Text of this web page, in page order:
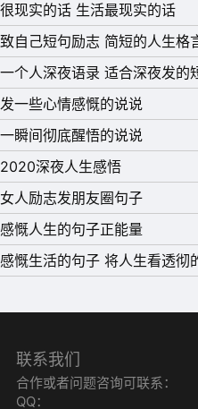
12、在最平凡的生活里，谦
最亮的地方，活成渴望的模样
13、好好去爱，去生活，每
美好的晨光。把所有不快给
14、心情不好就少听悲伤的
开灯，想要的就自己赚钱买
没必要用矫情放大自己的不容
15、与其想着如何逃避那些
的事情。
很现实的话 生活最现实的话
致自己短句励志 简短的人生格
一个人深夜语录 适合深夜发的
发一些心情感慨的说说
一瞬间彻底醒悟的说说
2020深夜人生感悟
女人励志发朋友圈句子
感慨人生的句子正能量
感慨生活的句子 将人生看透彻
联系我们
合作或者问题咨询可联系：
QQ：